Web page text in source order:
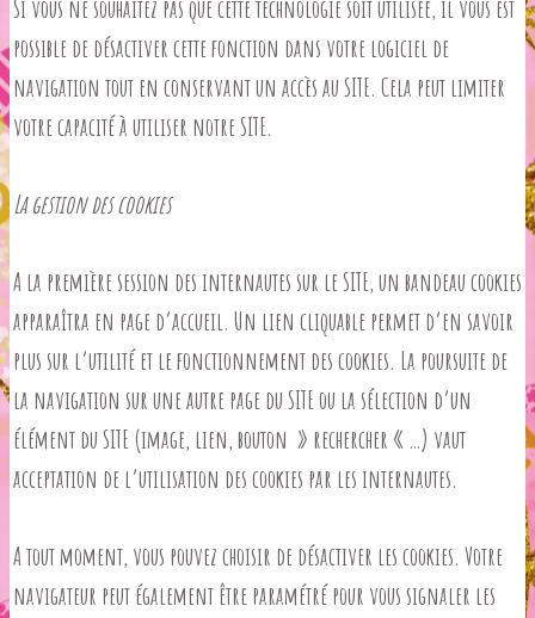
Si vous ne souhaitez pas que cette technologie soit utilisée, il vous est
possible de désactiver cette fonction dans votre logiciel de
navigation tout en conservant un accès au SITE. Cela peut limiter
votre capacité à utiliser notre SITE.
La gestion des cookies
A la première session des internautes sur le SITE, un bandeau cookies
apparaîtra en page d’accueil. Un lien cliquable permet d’en savoir
plus sur l’utilité et le fonctionnement des cookies. La poursuite de
la navigation sur une autre page du SITE ou la sélection d’un
élément du SITE (image, lien, bouton » rechercher « …) vaut
acceptation de l’utilisation des cookies par les internautes.
A tout moment, vous pouvez choisir de désactiver les cookies. Votre
navigateur peut également être paramétré pour vous signaler les